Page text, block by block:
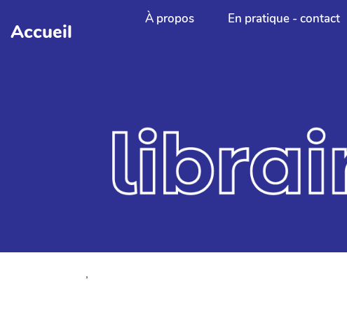
Aller au contenu principal
Accueil
À propos En pratique - contact
,